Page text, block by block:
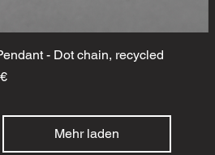
Schnellansicht
- Dot chain, recycled
Mehr laden